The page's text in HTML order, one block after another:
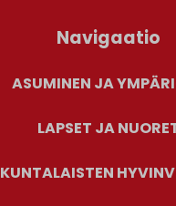
Navigaatio
ASUMINEN JA
LAPSET JA
KUNTALAISTEN